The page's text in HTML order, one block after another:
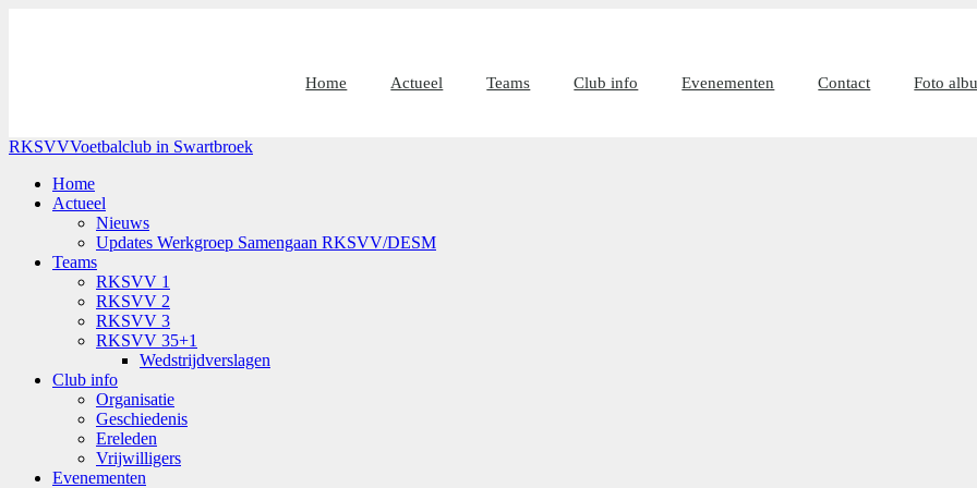
Home Actueel Teams Club info Evenementen Contact Foto
RKSVVVoetbalclub in Swartbroek
Home
Actueel
Nieuws
Updates Werkgroep Samengaan RKSVV/DESM
Teams
RKSVV 1
RKSVV 2
RKSVV 3
RKSVV 35+1
Wedstrijdverslagen
Club info
Organisatie
Geschiedenis
Ereleden
Vrijwilligers
Evenementen